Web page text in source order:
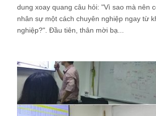
dung xoay quang câu hỏi: "Vì sao mà nên
nhân sự một cách chuyên nghiệp ngay từ
nghiệp?". Đầu tiên, thân mời bạ...